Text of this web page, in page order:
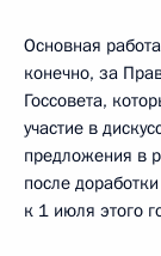
Основная
конечно, за
Госсовета,
участие в
предложения в
после
к 1 июля этого